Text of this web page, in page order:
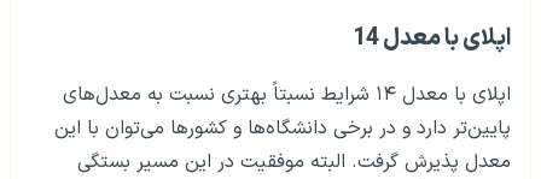
اپلای با معدل 14
اپلای با معدل ۱۴ شرایط نسبتاً بهتری نسبت به معدل‌های
پایین‌تر دارد و در برخی دانشگاه‌ها و کشورها می‌توان با این
معدل پذیرش گرفت. البته موفقیت در این مسیر بستگی